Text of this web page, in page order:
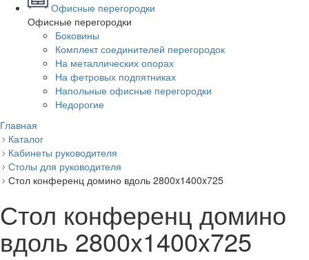
Офисные перегородки
Офисные перегородки
Боковины
Комплект соединителей перегородок
На металлических опорах
На фетровых подпятниках
Напольные офисные перегородки
Недорогие
Главная
Каталог
Кабинеты руководителя
Столы для руководителя
Стол конференц домино вдоль 2800x1400x725
Стол конференц домино
вдоль 2800x1400x725